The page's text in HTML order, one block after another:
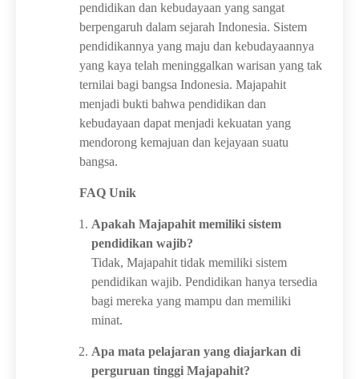
pendidikan dan kebudayaan yang sangat
berpengaruh dalam sejarah Indonesia. Sistem
pendidikannya yang maju dan kebudayaannya
yang kaya telah meninggalkan warisan yang tak
ternilai bagi bangsa Indonesia. Majapahit
menjadi bukti bahwa pendidikan dan
kebudayaan dapat menjadi kekuatan yang
mendorong kemajuan dan kejayaan suatu
bangsa.
FAQ Unik
Apakah Majapahit memiliki sistem
pendidikan wajib?
Tidak, Majapahit tidak memiliki sistem
pendidikan wajib. Pendidikan hanya tersedia
bagi mereka yang mampu dan memiliki
minat.
Apa mata pelajaran yang diajarkan di
perguruan tinggi Majapahit?